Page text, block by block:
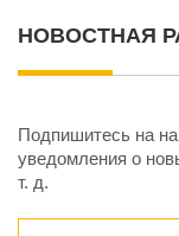
НОВОСТНАЯ
Подпишитесь на
уведомления о
т. д.